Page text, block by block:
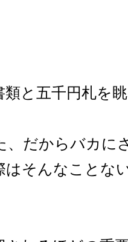
と五千円札を
、だからバカに
はそんなことな